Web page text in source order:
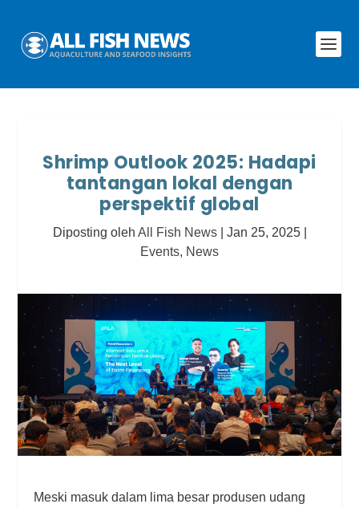
Shrimp Outlook 2025: Hadapi
tantangan lokal dengan
perspektif global
Diposting oleh All Fish News| Jan 25, 2025|
Events, News
Meski masuk dalam lima besar produsen udang